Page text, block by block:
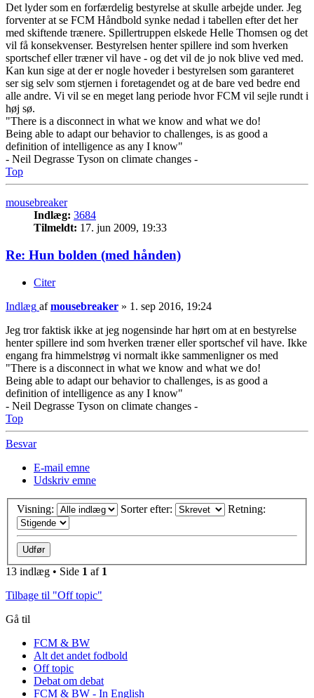
Det lyder som en forfærdelig bestyrelse at skulle arbejde under. Jeg
forventer at se FCM Håndbold synke nedad i tabellen efter det her
med skiftende trænere. Spillertruppen elskede Helle Thomsen og det
vil få konsekvenser. Bestyrelsen henter spillere ind som hverken
sportschef eller træner vil have - og det vil de jo nok blive ved med.
Kan kun sige at der er nogle hoveder i bestyrelsen som garanteret
ser sig selv som stjernen i foretagendet og at de bare ved bedre end
alle andre. Vi vil se en meget lang periode hvor FCM vil sejle rundt i
høj sø.
"There is a disconnect in what we know and what we do!
Being able to adapt our behavior to challenges, is as good a
definition of intelligence as any I know"
- Neil Degrasse Tyson on climate changes -
Top
mousebreaker
Indlæg: 3684
Tilmeldt: 17. jun 2009, 19:33
Re: Hun bolden (med hånden)
Citer
Indlæg afmousebreaker » 1. sep 2016, 19:24
Jeg tror faktisk ikke at jeg nogensinde har hørt om at en bestyrelse
henter spillere ind som hverken træner eller sportschef vil have. Ikke
engang fra himmelstrøg vi normalt ikke sammenligner os med
"There is a disconnect in what we know and what we do!
Being able to adapt our behavior to challenges, is as good a
definition of intelligence as any I know"
- Neil Degrasse Tyson on climate changes -
Top
Besvar
E-mail emne
Udskriv emne
Visning: Sorter efter: Retning:
13 indlæg • Side 1 af 1
Tilbage til "Off topic"
Gå til
FCM & BW
Alt det andet fodbold
Off topic
Debat om debat
FCM & BW - In English